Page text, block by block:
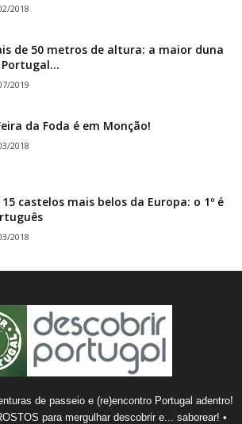
2018
de 50 metros de altura: a maior duna
Portugal...
2019
da Foda é em Monção!
2018
15 castelos mais belos da Europa: o 1º é
2018
de passeio e (re)encontro Portugal adentro!
para mergulhar descobrir e... saborear! •